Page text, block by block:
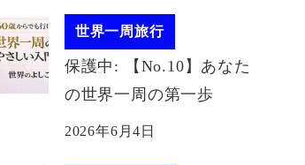
世界一周旅行
保護中: 【No.10】あなた
の世界一周の第一歩
2026年6月4日